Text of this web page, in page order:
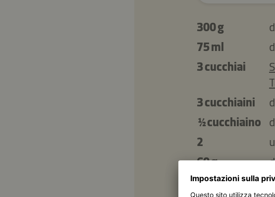
300 g
75 ml
3 cucchiai
3 cucchiaini
½ cucchiaino
2
60 g
180 g